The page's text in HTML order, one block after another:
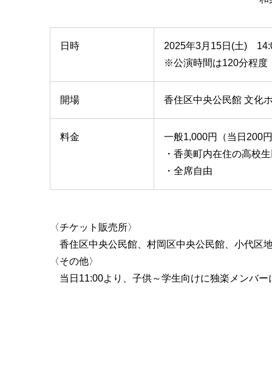
日時
2025年3月15日(土)
※公演時間は120分程度
開場 香住区中央公民館 文化
料金
一般1,000円（当日200
・香美町内在住の高校
・全席自由
〈チケット販売所〉
香住区中央公民館、村岡区中央公民館、小代区
〈その他〉
当日11:00より、子供～学生向けに独楽メンバ